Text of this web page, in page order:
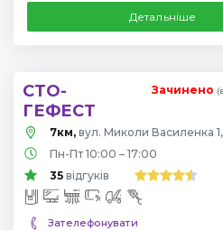
Детальніше
СТО-
ГЕФЕСТ
Зачинено
7км, вул. Миколи Василенка 1,
Пн-Пт 10:00 – 17:00
35 відгуків
Зателефонувати